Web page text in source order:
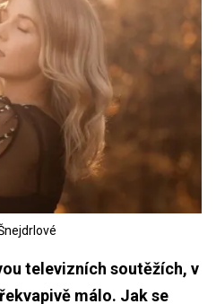
televizních soutěžích, v
málo. Jak se